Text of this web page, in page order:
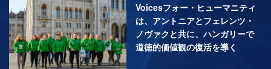
Voicesフォー・ヒューマニティ
は、アントニアとフェレンツ・
ノヴァクと共に、ハンガリーで
道徳的価値観の復活を導く